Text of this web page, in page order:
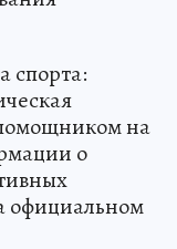
спорта:
на
о
официальном